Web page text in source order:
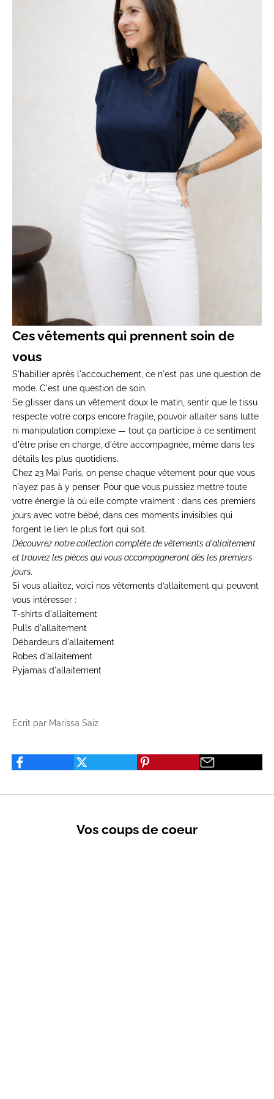
Ces vêtements qui prennent soin de
vous
S'habiller après l'accouchement, ce n'est pas une question de
mode. C'est une question de soin.
Se glisser dans un vêtement doux le matin, sentir que le tissu
respecte votre corps encore fragile, pouvoir allaiter sans lutte
ni manipulation complexe — tout ça participe à ce sentiment
d'être prise en charge, d'être accompagnée, même dans les
détails les plus quotidiens.
Chez 23 Mai Paris, on pense chaque vêtement pour que vous
n'ayez pas à y penser. Pour que vous puissiez mettre toute
votre énergie là où elle compte vraiment : dans ces premiers
jours avec votre bébé, dans ces moments invisibles qui
forgent le lien le plus fort qui soit.
Découvrez notre collection complète devêtements d'allaitement
et trouvez les pièces qui vous accompagneront dès les premiers
jours.
Si vous allaitez, voici nos vêtements d’allaitement qui peuvent
vous intéresser :
T-shirts d'allaitement
Pulls d'allaitement
Débardeurs d'allaitement
Robes d'allaitement
Pyjamas d'allaitement
Ecrit par Marissa Saiz
Vos coups de coeur